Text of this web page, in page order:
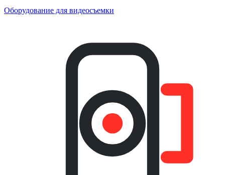
Оборудование для видеосъемки